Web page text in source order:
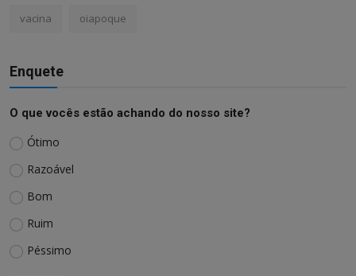
vacina oiapoque
Enquete
O que vocês estão achando do nosso site?
Ótimo
Razoável
Bom
Ruim
Péssimo